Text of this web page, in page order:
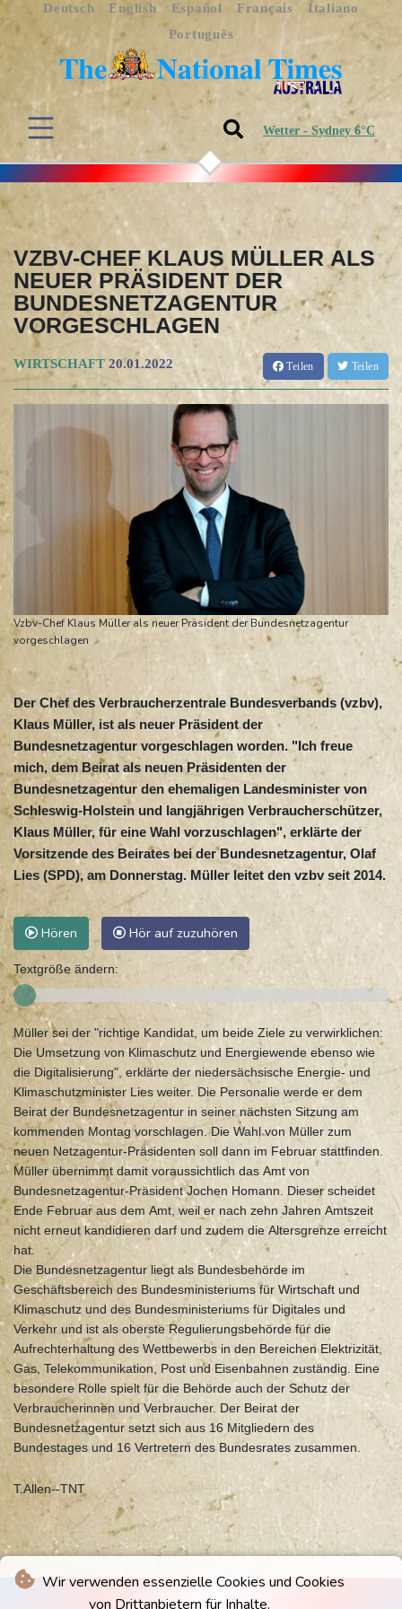
Wir verwenden essenzielle Cookies und Cookies
von Drittanbietern für Inhalte.
Deutsch English Español Français
Italiano
Português
Wetter - Sydney 6°C
VZBV-CHEF KLAUS MÜLLER ALS
NEUER PRÄSIDENT DER
BUNDESNETZAGENTUR
VORGESCHLAGEN
WIRTSCHAFT 20.01.2022 Teilen Teilen
Vzbv-Chef Klaus Müller als neuer Präsident der Bundesnetzagentur
vorgeschlagen
Der Chef des Verbraucherzentrale Bundesverbands (vzbv),
Klaus Müller, ist als neuer Präsident der
Bundesnetzagentur vorgeschlagen worden. "Ich freue
mich, dem Beirat als neuen Präsidenten der
Bundesnetzagentur den ehemaligen Landesminister von
Schleswig-Holstein und langjährigen Verbraucherschützer,
Klaus Müller, für eine Wahl vorzuschlagen", erklärte der
Vorsitzende des Beirates bei der Bundesnetzagentur, Olaf
Lies (SPD), am Donnerstag. Müller leitet den vzbv seit 2014.
Hören Hör auf zuzuhören
Textgröße ändern:
Müller sei der "richtige Kandidat, um beide Ziele zu verwirklichen:
Die Umsetzung von Klimaschutz und Energiewende ebenso wie
die Digitalisierung", erklärte der niedersächsische Energie- und
Klimaschutzminister Lies weiter. Die Personalie werde er dem
Beirat der Bundesnetzagentur in seiner nächsten Sitzung am
kommenden Montag vorschlagen. Die Wahl von Müller zum
neuen Netzagentur-Präsidenten soll dann im Februar stattfinden.
Müller übernimmt damit voraussichtlich das Amt von
Bundesnetzagentur-Präsident Jochen Homann. Dieser scheidet
Ende Februar aus dem Amt, weil er nach zehn Jahren Amtszeit
nicht erneut kandidieren darf und zudem die Altersgrenze erreicht
hat.
Die Bundesnetzagentur liegt als Bundesbehörde im
Geschäftsbereich des Bundesministeriums für Wirtschaft und
Klimaschutz und des Bundesministeriums für Digitales und
Verkehr und ist als oberste Regulierungsbehörde für die
Aufrechterhaltung des Wettbewerbs in den Bereichen Elektrizität,
Gas, Telekommunikation, Post und Eisenbahnen zuständig. Eine
besondere Rolle spielt für die Behörde auch der Schutz der
Verbraucherinnen und Verbraucher. Der Beirat der
Bundesnetzagentur setzt sich aus 16 Mitgliedern des
Bundestages und 16 Vertretern des Bundesrates zusammen.
T.Allen--TNT